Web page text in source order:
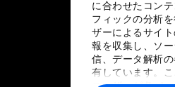
に合わせたコン
フィックの分析
ザーによるサイ
報を収集し、ソ
信、データ解析
有しています。こ